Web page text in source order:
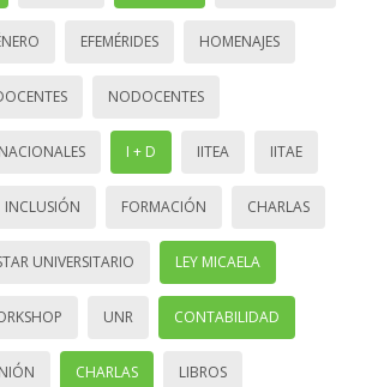
EFEMÉRIDES HOMENAJES
NODOCENTES
I + D IITEA IITAE
INCLUSIÓN FORMACIÓN CHARLAS
UNIVERSITARIO LEY MICAELA
UNR CONTABILIDAD
CHARLAS LIBROS